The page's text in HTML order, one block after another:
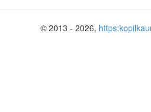
© 2013 - 2026,